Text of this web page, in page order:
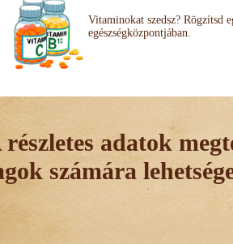
Vitaminokat szedsz? Rögzítsd
egészségközpontjában.
részletes adatok
számára